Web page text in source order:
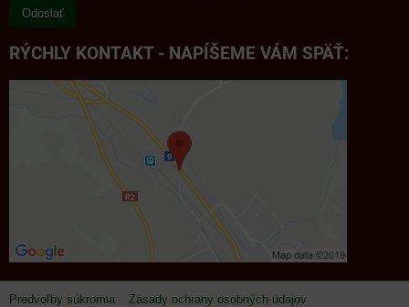
Odoslať
RÝCHLY KONTAKT - NAPÍŠEME VÁM SPÄŤ:
Predvoľby súkromia Zásady ochrany osobných údajov